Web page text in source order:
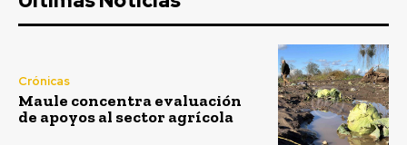
Crónicas
Maule concentra evaluación
de apoyos al sector agrícola